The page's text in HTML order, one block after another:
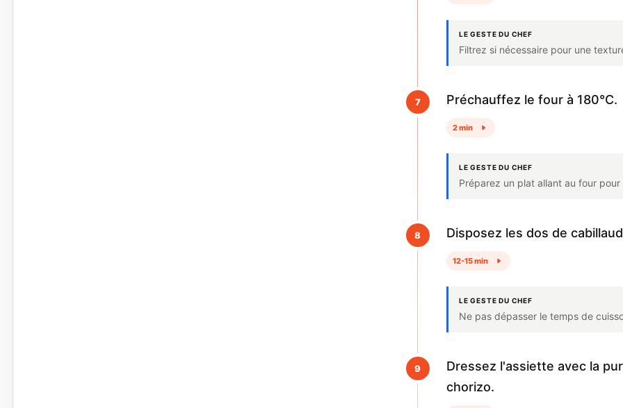
LE GESTE DU CHEF
Filtrez si nécessaire pour une
7 Préchauffez le four à 180°C.
2 min
LE GESTE DU CHEF
Préparez un plat allant au four
8 Disposez les dos de
12-15 min
LE GESTE DU CHEF
Ne pas dépasser le temps de
9
Dressez l'assiette avec la
chorizo.